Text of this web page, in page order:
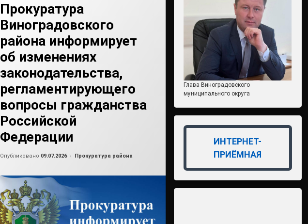
Прокуратура
Виноградовского
района информирует
об изменениях
законодательства,
регламентирующего
вопросы гражданства
Российской
Федерации
Опубликовано 09.07.2026
09.07.2026
Рубрики:
Прокуратура района
Глава Виноградовского
муниципального округа
ИНТЕРНЕТ-
ПРИЁМНАЯ